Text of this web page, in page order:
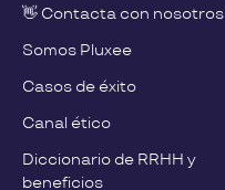
👋 Contacta con nosotros
Somos Pluxee
Casos de éxito
Canal ético
Diccionario de RRHH y
beneficios